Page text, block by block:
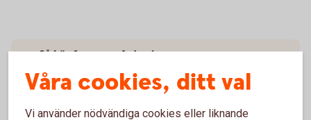
Så här fungerar Autogiro
Pris
Våra cookies, ditt val
Vi använder nödvändiga cookies eller liknande